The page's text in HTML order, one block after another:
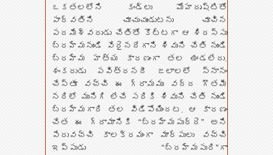
ఒకతలలోని కండ్లు మోహదృష్టితో
పార్వతిని చూచుచుండుటను చూచిన
పరమేశ్వరుడు చేతితో కొట్టగా ఆ శిరస్సు
బ్రహ్మనుండి వేరైనదేగాని శివుని చేతి నుండి
బ్రహ్మ హత్య కారణంగా తల ఊడలేదు.
శంకరుడు పవిత్రనదీ జలాలలో స్నానం
చేస్తూ వచ్చి ఈ గ్రామము వద్ద గౌతమీ
నదిలో మునిగి లేచే సరికి శివుని చేతి నుండి
బ్రహ్మగారి తల విడిపోయిందట. ఆ కారణం
చేత ఈ గ్రామానికి “బ్రహ్మపుర్రె” అని
పేరువచ్చి కాలక్రమంగా మార్పులు వచ్చి
ఇప్పుడు “బ్రహ్మపురి”గా